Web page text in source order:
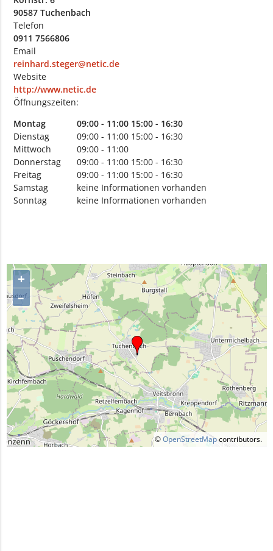
90587 Tuchenbach
Telefon
0911 7566806
Email
reinhard.steger@netic.de
Website
http://www.netic.de
Öffnungszeiten:
Montag
09:00 - 11:00 15:00 - 16:30
Dienstag
09:00 - 11:00 15:00 - 16:30
Mittwoch
09:00 - 11:00
Donnerstag
09:00 - 11:00 15:00 - 16:30
Freitag
09:00 - 11:00 15:00 - 16:30
Samstag
keine Informationen vorhanden
Sonntag
keine Informationen vorhanden
+
–
©OpenStreetMapcontributors.